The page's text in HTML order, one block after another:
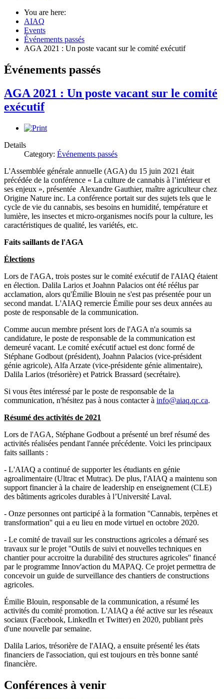
You are here:
AIAQ
Events
Événements passés
AGA 2021 : Un poste vacant sur le comité exécutif
Événements passés
AGA 2021 : Un poste vacant sur le comité
exécutif
Details
Category: Événements passés
L'Assemblée générale annuelle (AGA) du 15 juin 2021 était
précédée de la conférence « La culture de cannabis à l’intérieur et
ses enjeux », présentée Alexandre Gauthier, maître agriculteur chez
Origine Nature inc. La conférence portait sur des sujets tels que le
cycle de vie du cannabis, ses besoins en humidité, température et
lumière, les insectes et micro-organismes nocifs pour la culture, les
caractéristiques de qualité, les variétés, etc.
Faits saillants de l'AGA
Élections
Lors de l'AGA, trois postes sur le comité exécutif de l'AIAQ étaient
en élection. Dalila Larios et Joahnn Palacios ont été réélus par
acclamation, alors qu'Émilie Blouin ne s'est pas présentée pour un
second mandat. L'AIAQ remercie Émilie pour ses deux années au
poste de responsable de la communication.
Comme aucun membre présent lors de l'AGA n'a soumis sa
candidature, le poste de responsable de la communication est
demeuré vacant. Le comité exécutif actuel est donc formé de
Stéphane Godbout (président), Joahnn Palacios (vice-président
génie agricole), Alfa Arzate (vice-présidente génie alimentaire),
Dalila Larios (trésorière) et Patrick Brassard (secrétaire).
Si vous êtes intéressé par le poste de responsable de la
communication, n'hésitez pas à nous contacter à info@aiaq.qc.ca.
Résumé des activités de 2021
Lors de l'AGA, Stéphane Godbout a présenté un bref résumé des
activités réalisées pendant l'année précédente. Voici les principaux
faits saillants :
- L'AIAQ a continué de supporter les étudiants en génie
agroalimentaire (Ultrac et Mutrac). De plus, l'AIAQ a maintenu son
support financier à la chaire de leadership en enseignement (CLE)
des bâtiments agricoles durables à l’Université Laval.
- Onze personnes ont participé à la formation ''Cannabis, terpènes et
transformation'' qui a eu lieu en mode virtuel en octobre 2020.
- Le comité de travail sur les constructions agricoles a démaré ses
travaux sur le projet ''Outils de suivi et nouvelles techniques en
chantier pour accroitre la durabilité des structures agricoles'' financé
par le programme Innov'action du MAPAQ. Ce projet permettra de
concevoir un guide de surveillance des chantiers de constructions
agricoles.
Émilie Blouin, responsable de la communication, a résumé les
activités du comité promotion. L'AIAQ a été active sur les réseaux
sociaux (Facebook, LinkedIn et Twitter) en 2020, publiant près
d'une nouvelle par semaine.
Dalila Larios, trésorière de l'AIAQ, a ensuite présenté les états
financiers de l'association, qui est toujours en très bonne santé
financière.
Conférences à venir